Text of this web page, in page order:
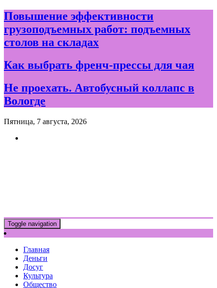
Skip
to
content
Повышение эффективности
грузоподъемных работ: подъемных
столов на складах
Как выбрать френч-прессы для чая
Не проехать. Автобусный коллапс в
Вологде
Пятница, 7 августа, 2026
Toggle navigation
Главная
Деньги
Досуг
Культура
Общество